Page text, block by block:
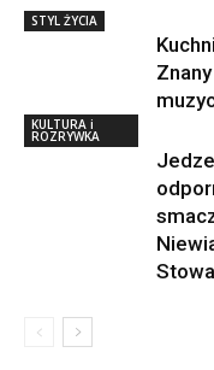
STYL ŻYCIA
KULTURA i
ROZRYWKA